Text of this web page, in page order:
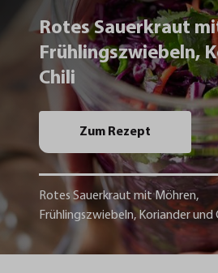
Rotes Sauerkraut
Frühlingszwiebeln,
Chili
Zum Rezept
Rotes Sauerkraut mit Möhren,
Frühlingszwiebeln, Koriander und